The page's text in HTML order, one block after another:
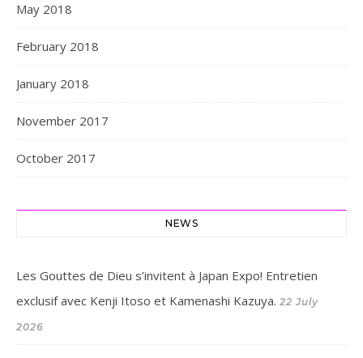
May 2018
February 2018
January 2018
November 2017
October 2017
NEWS
Les Gouttes de Dieu s’invitent à Japan Expo! Entretien
exclusif avec Kenji Itoso et Kamenashi Kazuya. 22 July
2026